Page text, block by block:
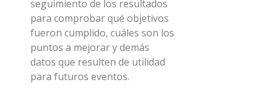
seguimiento de los resultados
para comprobar qué objetivos
fueron cumplido, cuáles son los
puntos a mejorar y demás
datos que resulten de utilidad
para futuros eventos.